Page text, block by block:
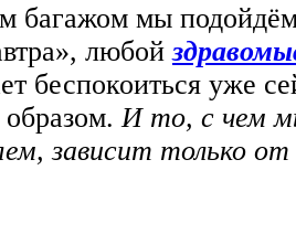
багажом мы
любой
беспокоиться уже
И то, с чем
зависит только